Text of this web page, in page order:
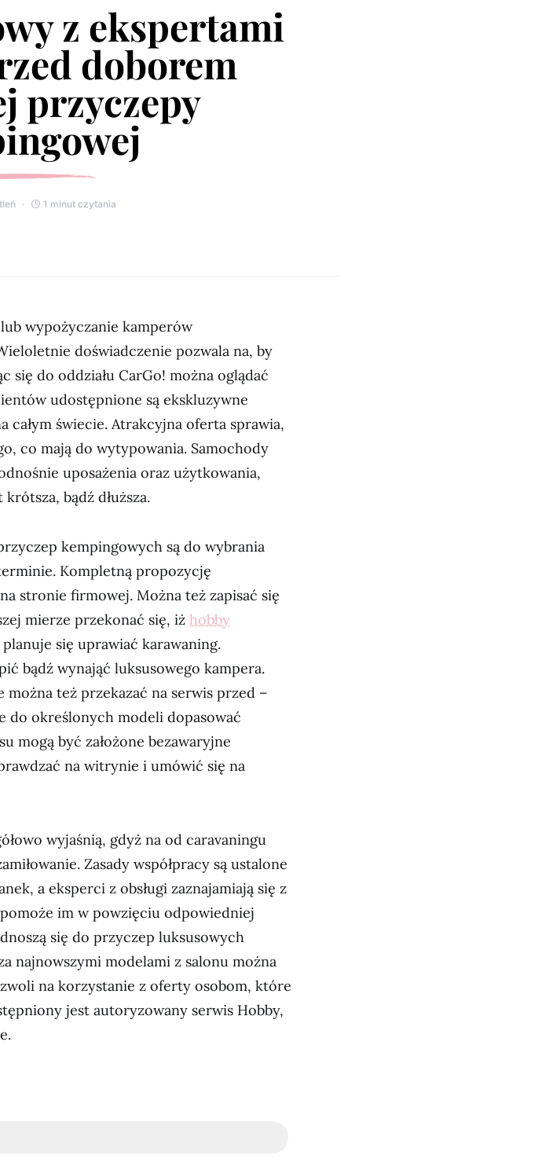
z ekspertami
doborem
przyczepy
1 minut czytania
wypożyczanie kamperów
doświadczenie pozwala na, by
się do oddziału CarGo! można oglądać
udostępnione są ekskluzywne
całym świecie. Atrakcyjna oferta sprawia,
co mają do wytypowania. Samochody
uposażenia oraz użytkowania,
bądź dłuższa.
kempingowych są do wybrania
Kompletną propozycję
stronie firmowej. Można też zapisać się
mierze przekonać się, iż hobby
się uprawiać karawaning.
bądź wynająć luksusowego kampera.
też przekazać na serwis przed –
do określonych modeli dopasować
mogą być założone bezawaryjne
na witrynie i umówić się na
wyjaśnią, gdyż na od caravaningu
Zasady współpracy są ustalone
a eksperci z obsługi zaznajamiają się z
im w powzięciu odpowiedniej
się do przyczep luksusowych
najnowszymi modelami z salonu można
na korzystanie z oferty osobom, które
jest autoryzowany serwis Hobby,